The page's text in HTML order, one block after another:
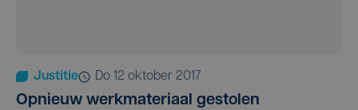
Justitie do 12 oktober 2017
Opnieuw werkmateriaal gestolen